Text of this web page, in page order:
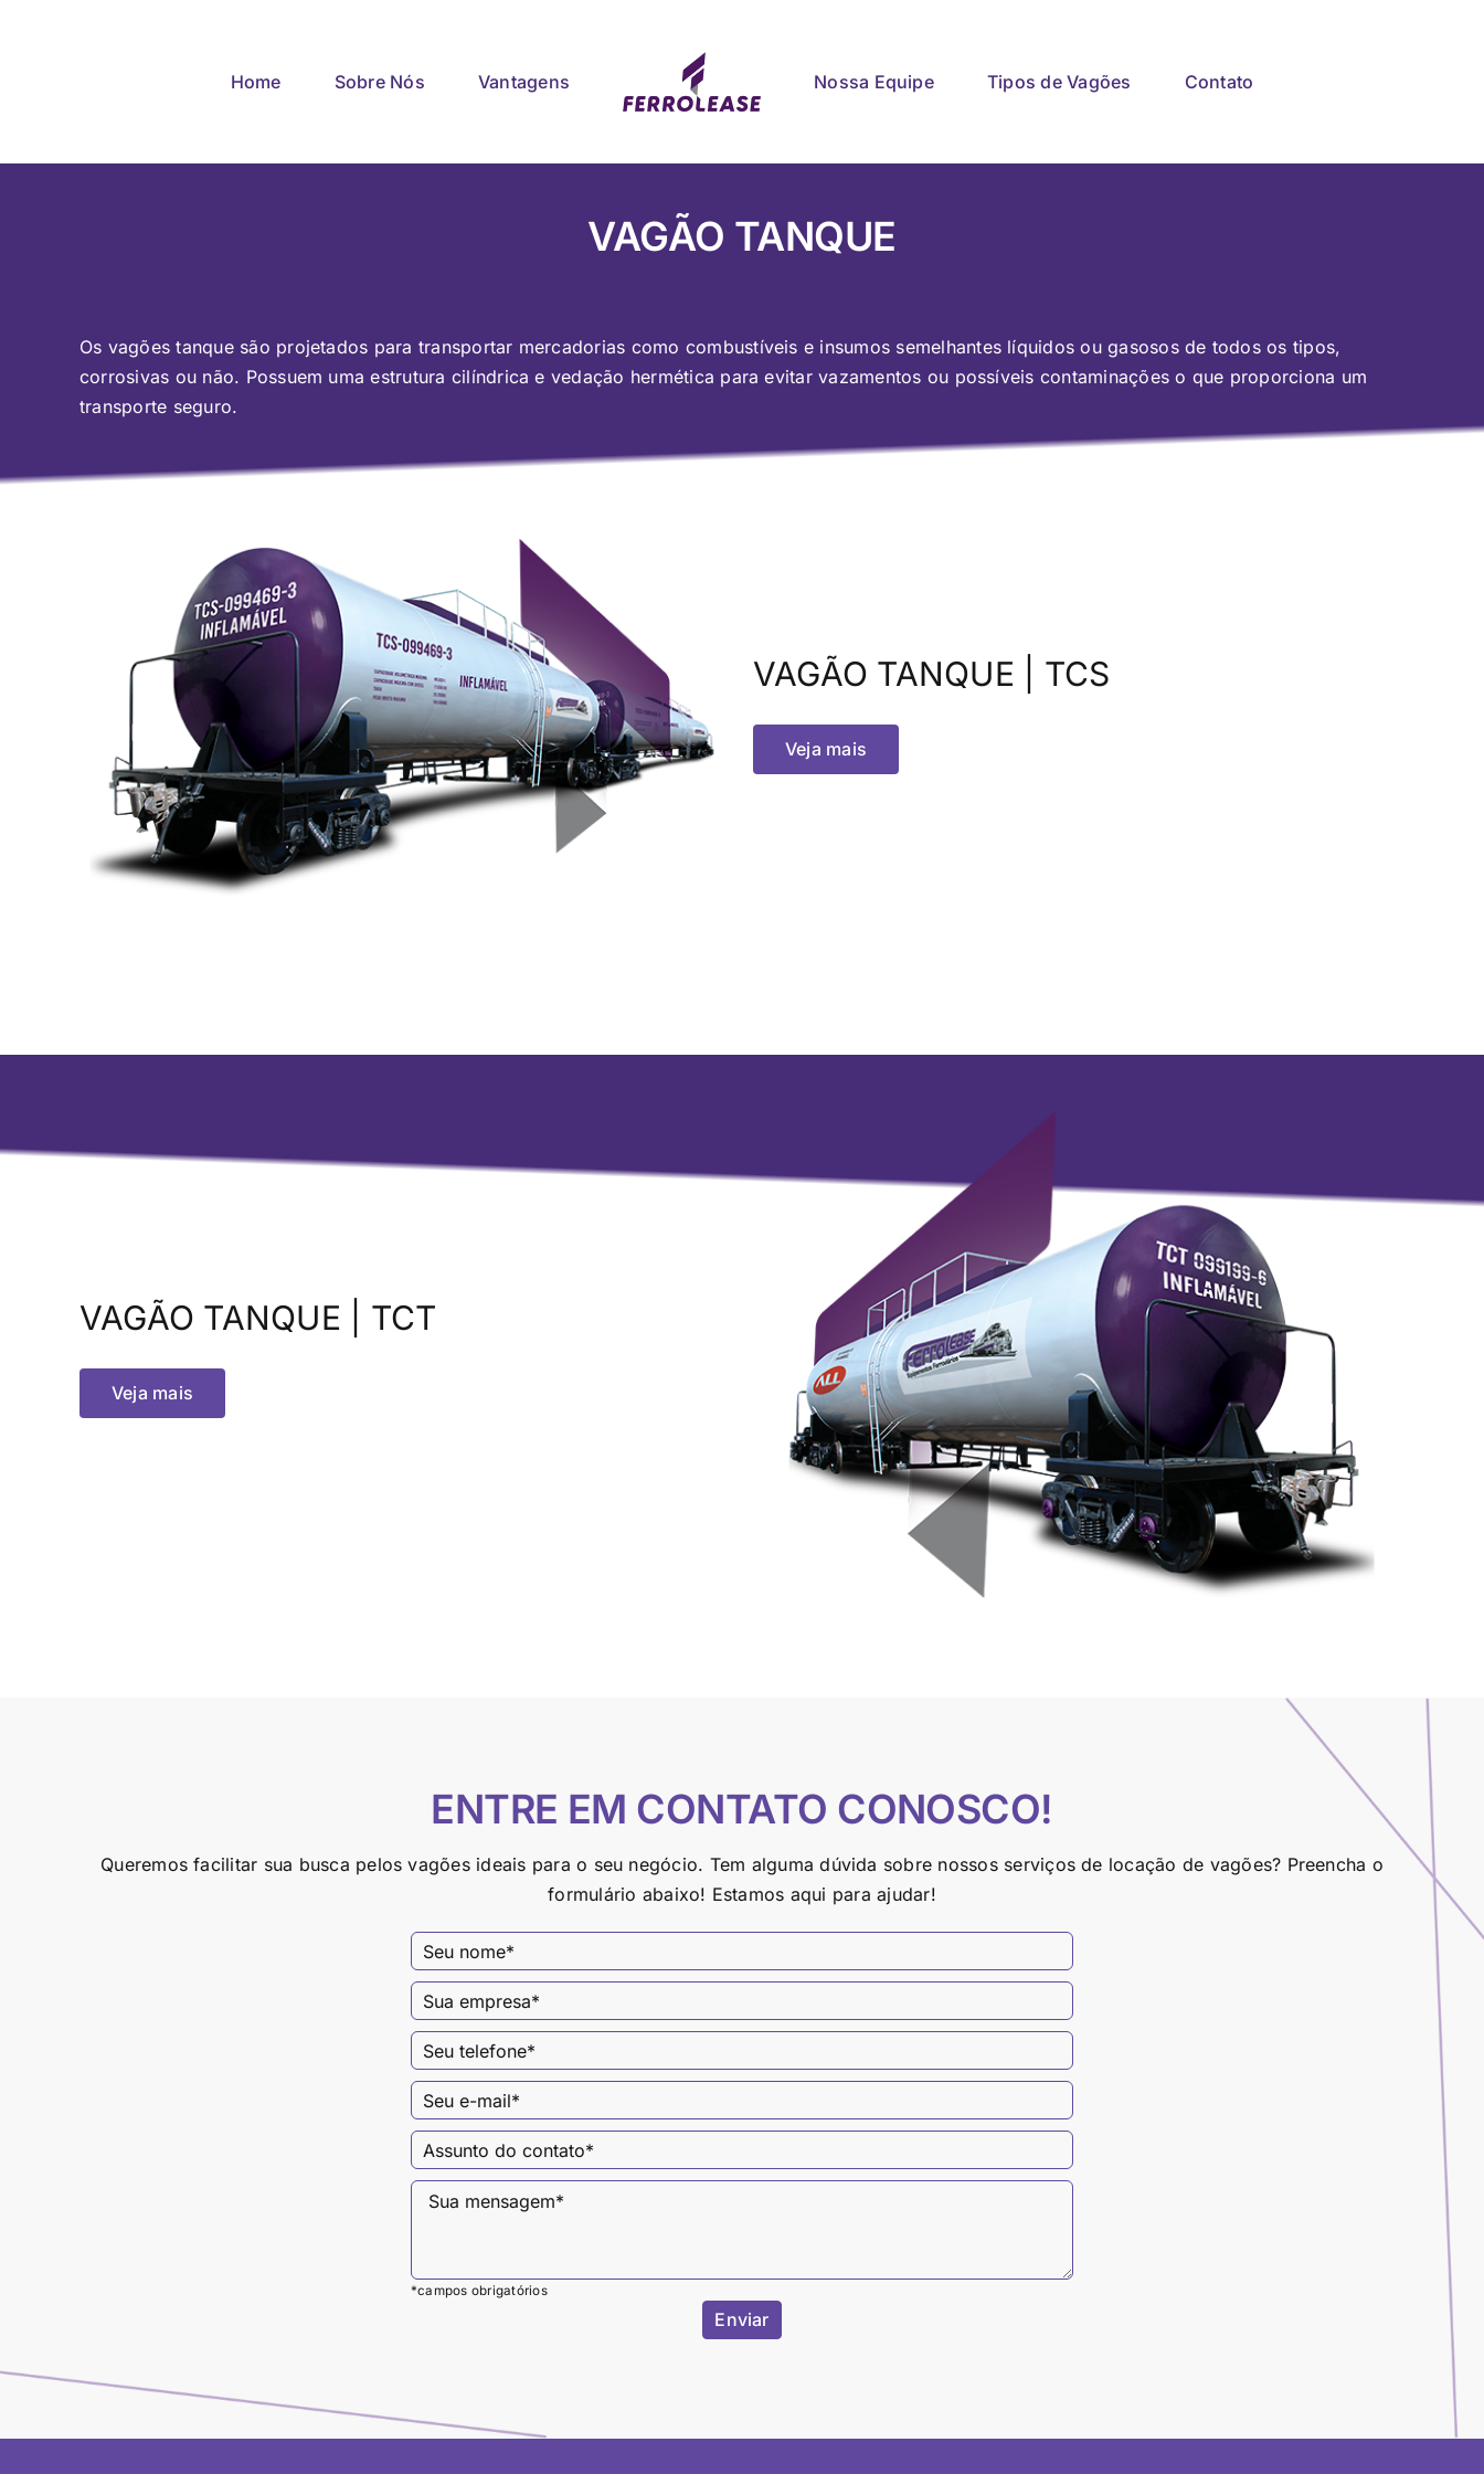
Home Sobre Nós Vantagens Nossa Equipe Tipos de Vagões Contato
VAGÃO TANQUE
Os vagões tanque são projetados para transportar mercadorias como combustíveis e insumos semelhantes líquidos ou gasosos de todos os tipos,
corrosivas ou não. Possuem uma estrutura cilíndrica e vedação hermética para evitar vazamentos ou possíveis contaminações o que proporciona um
transporte seguro.
VAGÃO TANQUE | TCS
Veja mais
VAGÃO TANQUE | TCT
Veja mais
Dados Técnicos Peso bruto máximo: 130.000 kg Tara: 32.250
transportada: Combustível / Óleo vegetal Características:
ENTRE EM CONTATO CONOSCO!
Queremos facilitar sua busca pelos vagões ideais para o seu negócio. Tem alguma dúvida sobre nossos serviços de locação de vagões? Preencha o
formulário abaixo! Estamos aqui para ajudar!
*campos obrigatórios